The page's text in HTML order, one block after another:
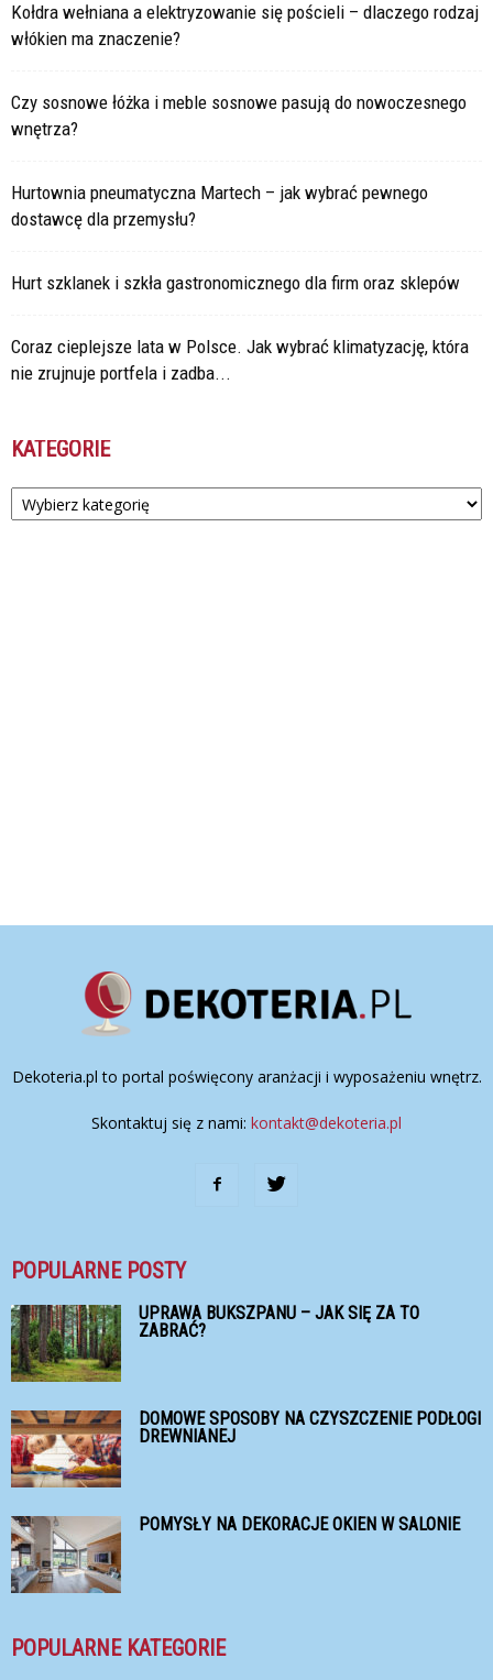
Kołdra wełniana a elektryzowanie się pościeli – dlaczego rodzaj
włókien ma znaczenie?
Czy sosnowe łóżka i meble sosnowe pasują do nowoczesnego
wnętrza?
Hurtownia pneumatyczna Martech – jak wybrać pewnego
dostawcę dla przemysłu?
Hurt szklanek i szkła gastronomicznego dla firm oraz sklepów
Coraz cieplejsze lata w Polsce. Jak wybrać klimatyzację, która
nie zrujnuje portfela i zadba...
KATEGORIE
Kategorie
Dekoteria.pl to portal poświęcony aranżacji i wyposażeniu wnętrz.
Skontaktuj się z nami: kontakt@dekoteria.pl
POPULARNE POSTY
UPRAWA BUKSZPANU – JAK SIĘ ZA TO
ZABRAĆ?
DOMOWE SPOSOBY NA CZYSZCZENIE PODŁOGI
DREWNIANEJ
POMYSŁY NA DEKORACJE OKIEN W SALONIE
POPULARNE KATEGORIE